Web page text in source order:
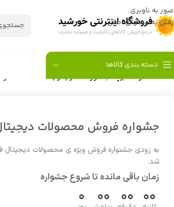
عبور به ناوبری
رفتن به محتوای اصلی
دسته بندی کالاها
خانه/محصولات برچسب خورده “کرم نرم کننده Nivea قوطی فلزی حجم 250 میل”
جشواره فروش محصولات
به زودی جشنواره فروش ویژه ی محصولات دیجیتال
شد.
زمان باقی مانده تا شروع جشواره
0 00 00 00